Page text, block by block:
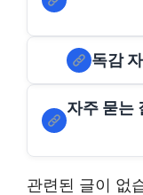
독감
자주 묻는
관련된 글이 없